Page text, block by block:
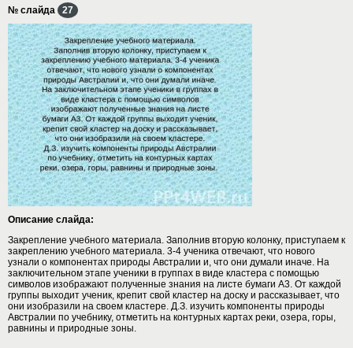
№ слайда 27
Описание слайда:
Закрепление учебного материала. Заполнив вторую колонку, приступаем к
закреплению учебного материала. 3-4 ученика отвечают, что нового
узнали о компонентах природы Австралии и, что они думали иначе. На
заключительном этапе ученики в группах в виде кластера с помощью
символов изображают полученные знания на листе бумаги А3. От каждой
группы выходит ученик, крепит свой кластер на доску и рассказывает, что
они изобразили на своем кластере. Д.З. изучить компоненты природы
Австралии по учебнику, отметить на контурных картах реки, озера, горы,
равнины и природные зоны.